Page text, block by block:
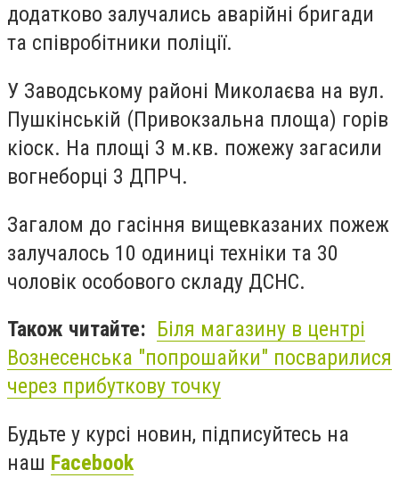
додатково залучались аварійні бригади
та співробітники поліції.
У Заводському районі Миколаєва на вул.
Пушкінській (Привокзальна площа) горів
кіоск. На площі 3 м.кв. пожежу загасили
вогнеборці 3 ДПРЧ.
Загалом до гасіння вищевказаних пожеж
залучалось 10 одиниці техніки та 30
чоловік особового складу ДСНС.
Також читайте: Біля магазину в центрі
Вознесенська "попрошайки" посварилися
через прибуткову точку
Будьте у курсі новин, підписуйтесь на
наш Facebook